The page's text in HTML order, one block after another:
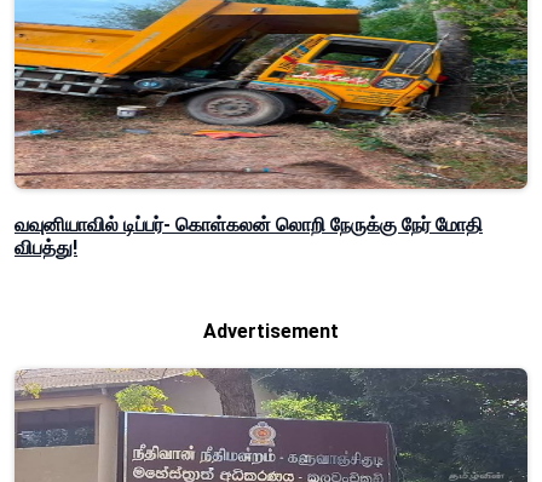
வவுனியாவில் டிப்பர்- கொள்கலன் லொறி நேருக்கு நேர் மோதி
விபத்து!
Advertisement